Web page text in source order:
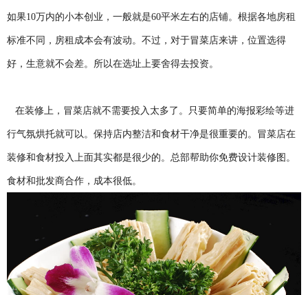
如果10万内的小本创业，一般就是60平米左右的店铺。根据各地房租
标准不同，房租成本会有波动。不过，对于冒菜店来讲，位置选得
好，生意就不会差。所以在选址上要舍得去投资。
在装修上，冒菜店就不需要投入太多了。只要简单的海报彩绘等进
行气氛烘托就可以。保持店内整洁和食材干净是很重要的。冒菜店在
装修和食材投入上面其实都是很少的。总部帮助你免费设计装修图。
食材和批发商合作，成本很低。